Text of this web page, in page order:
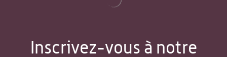
Inscrivez-vous à notre